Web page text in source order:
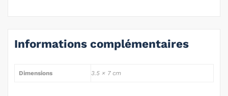
Informations complémentaires
Dimensions 3.5 × 7 cm